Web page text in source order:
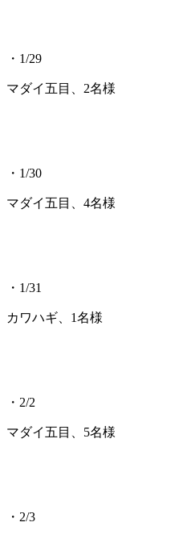
・1/29
マダイ五目、2名様
・1/30
マダイ五目、4名様
・1/31
カワハギ、1名様
・2/2
マダイ五目、5名様
・2/3